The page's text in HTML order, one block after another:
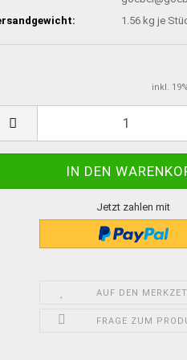
1.56 kg je
inkl.
Jetzt zahlen mit
AUF DEN
FRAGE ZUM